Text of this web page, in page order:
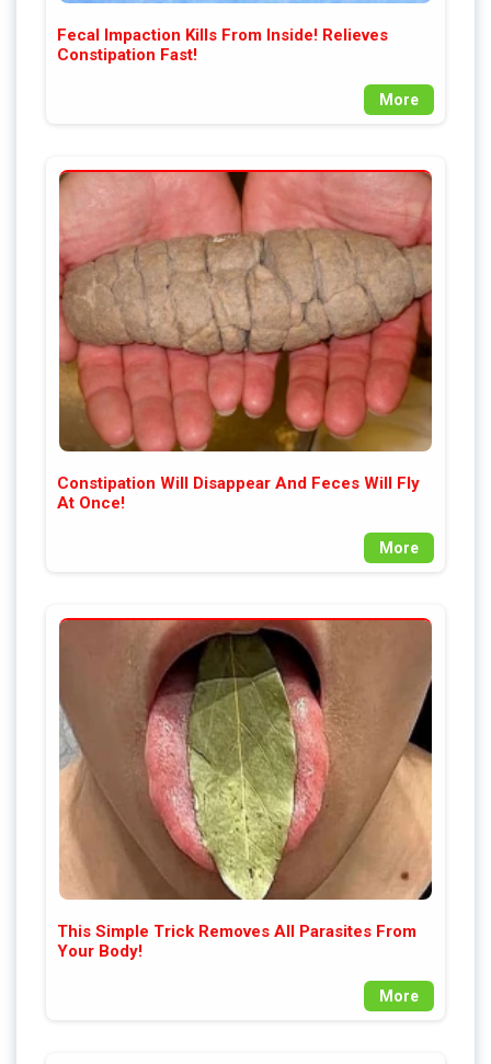
Fecal Impaction Kills From Inside! Relieves
Constipation Fast!
More
Constipation Will Disappear And Feces Will Fly
At Once!
More
This Simple Trick Removes All Parasites From
Your Body!
More